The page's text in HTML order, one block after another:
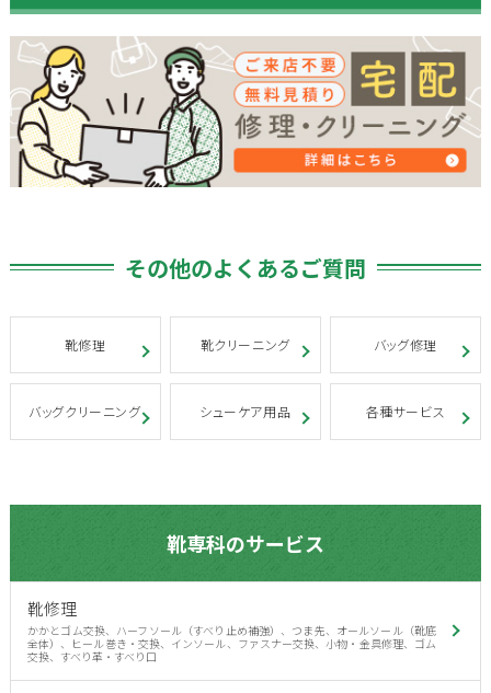
その他のよくあるご質問
靴修理 靴クリーニング バッグ修理
バッグクリーニング シューケア用品 各種サービス
靴専科のサービス
靴修理
かかとゴム交換、ハーフソール（すべり止め補強）、つま先、オールソール（靴底
全体）、ヒール巻き・交換、インソール、ファスナー交換、小物・金具修理、ゴム
交換、すべり革・すべり口